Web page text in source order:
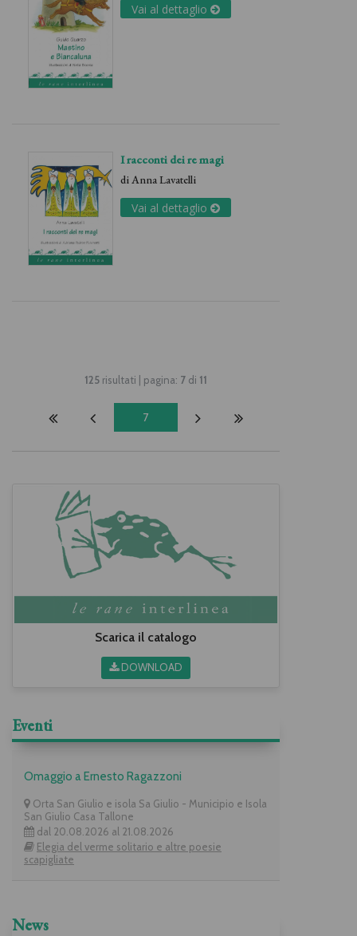
Vai al dettaglio
I racconti dei re magi
diAnna Lavatelli
Vai al dettaglio
125 risultati | pagina: 7 di 11
7
Scarica il catalogo
DOWNLOAD
Eventi
Omaggio a Ernesto Ragazzoni
Orta San Giulio e isola Sa Giulio - Municipio e Isola
San Giulio Casa Tallone
dal 20.08.2026 al 21.08.2026
Elegia del verme solitario e altre poesie
scapigliate
News